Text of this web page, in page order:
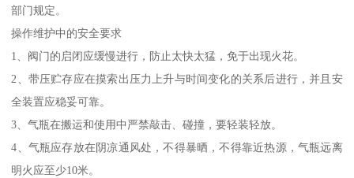
部门规定。
操作维护中的安全要求
1、阀门的启闭应缓慢进行，防止太快太猛，免于出现火花。
2、带压贮存应在摸索出压力上升与时间变化的关系后进行，并且安
全装置应稳妥可靠。
3、气瓶在搬运和使用中严禁敲击、碰撞，要轻装轻放。
4、气瓶应存放在阴凉通风处，不得暴晒，不得靠近热源，气瓶远离
明火应至少10米。